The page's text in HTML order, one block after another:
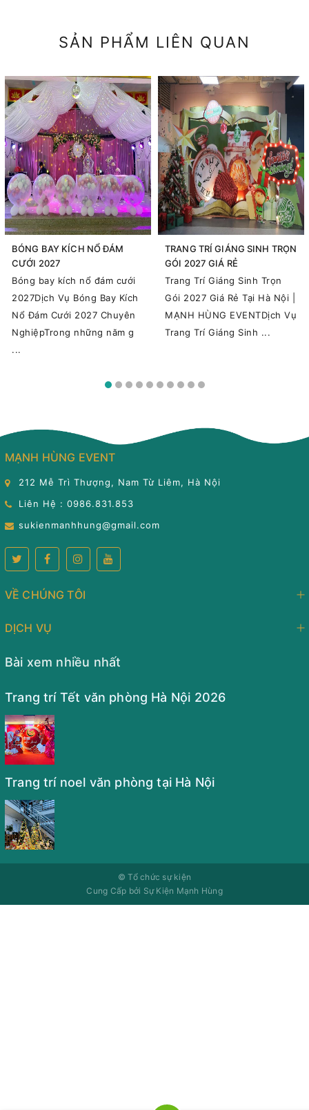
SẢN PHẨM LIÊN QUAN
BÓNG BAY KÍCH NỔ ĐÁM
CƯỚI 2027
Bóng bay kích nổ đám cưới
2027Dịch Vụ Bóng Bay Kích
Nổ Đám Cưới 2027 Chuyên
NghiệpTrong những năm g
...
TRANG TRÍ GIÁNG SINH TRỌN
GÓI 2027 GIÁ RẺ
Trang Trí Giáng Sinh Trọn
Gói 2027 Giá Rẻ Tại Hà Nội |
MẠNH HÙNG EVENTDịch Vụ
Trang Trí Giáng Sinh ...
MẠNH HÙNG EVENT
212 Mễ Trì Thượng, Nam Từ Liêm, Hà Nội
Liên Hệ : 0986.831.853
sukienmanhhung@gmail.com
VỀ CHÚNG TÔI
DỊCH VỤ
Bài xem nhiều nhất
Trang trí Tết văn phòng Hà Nội 2026
Trang trí noel văn phòng tại Hà Nội
©Tổ chức sự kiện
Cung Cấp bởi Sự Kiện Mạnh Hùng